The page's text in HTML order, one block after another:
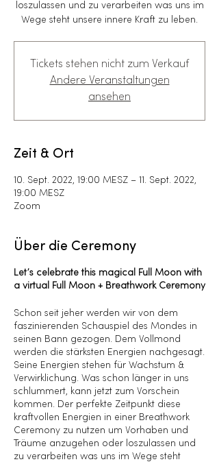
loszulassen und zu verarbeiten was uns im
Wege steht unsere innere Kraft zu leben.
Tickets stehen nicht zum Verkauf
Andere Veranstaltungen
ansehen
Zeit & Ort
10. Sept. 2022, 19:00 MESZ – 11. Sept. 2022,
19:00 MESZ
Zoom
Über die Ceremony
Let’s celebrate this magical Full Moon with
a virtual Full Moon + Breathwork Ceremony
Schon seit jeher werden wir von dem
faszinierenden Schauspiel des Mondes in
seinen Bann gezogen. Dem Vollmond
werden die stärksten Energien nachgesagt.
Seine Energien stehen für Wachstum &
Verwirklichung. Was schon länger in uns
schlummert, kann jetzt zum Vorschein
kommen. Der perfekte Zeitpunkt diese
kraftvollen Energien in einer Breathwork
Ceremony zu nutzen um Vorhaben und
Träume anzugehen oder loszulassen und
zu verarbeiten was uns im Wege steht